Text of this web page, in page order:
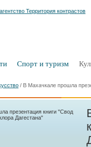
Спорт и туризм
/ В Махачкале прошла